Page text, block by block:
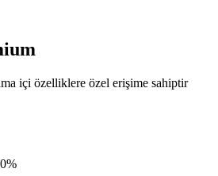
içi özelliklere özel erişime sahiptir